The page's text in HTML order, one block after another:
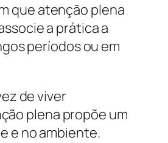
que atenção plena
a prática a
períodos ou em
de viver
plena propõe um
e no ambiente.